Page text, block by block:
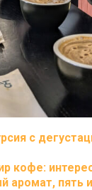
с
кофе:
аромат, пять